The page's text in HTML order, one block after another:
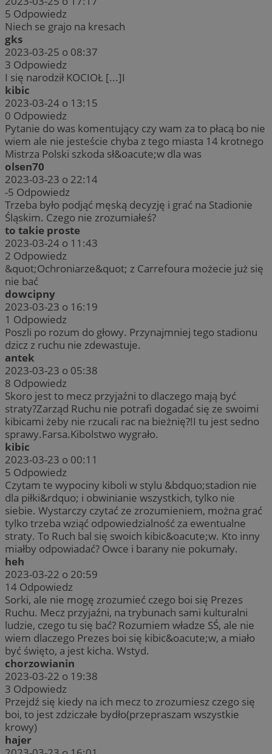
5 Odpowiedz
Niech se grajo na kresach
gks
2023-03-25 o 08:37
3 Odpowiedz
I się narodził KOCIOŁ [...]I
kibic
2023-03-24 o 13:15
0 Odpowiedz
Pytanie do was komentujący czy wam za to płacą bo nie
wiem ale nie jesteście chyba z tego miasta 14 krotnego
Mistrza Polski szkoda sł&oacute;w dla was
olsen70
2023-03-23 o 22:14
-5 Odpowiedz
Trzeba było podjąć męską decyzję i grać na Stadionie
Śląskim. Czego nie zrozumiałeś?
to takie proste
2023-03-24 o 11:43
2 Odpowiedz
&quot;Ochroniarze&quot; z Carrefoura możecie już się
nie bać
dowcipny
2023-03-23 o 16:19
1 Odpowiedz
Poszli po rozum do głowy. Przynajmniej tego stadionu
dzicz z ruchu nie zdewastuje.
antek
2023-03-23 o 05:38
8 Odpowiedz
Skoro jest to mecz przyjaźni to dlaczego mają być
straty?Zarząd Ruchu nie potrafi dogadać się ze swoimi
kibicami żeby nie rzucali rac na bieżnię?!I tu jest sedno
sprawy.Farsa.Kibolstwo wygrało.
kibic
2023-03-23 o 00:11
5 Odpowiedz
Czytam te wypociny kiboli w stylu &bdquo;stadion nie
dla piłki&rdquo; i obwinianie wszystkich, tylko nie
siebie. Wystarczy czytać ze zrozumieniem, można grać
tylko trzeba wziąć odpowiedzialność za ewentualne
straty. To Ruch bal się swoich kibic&oacute;w. Kto inny
miałby odpowiadać? Owce i barany nie pokumały.
heh
2023-03-22 o 20:59
14 Odpowiedz
Sorki, ale nie mogę zrozumieć czego boi się Prezes
Ruchu. Mecz przyjaźni, na trybunach sami kulturalni
ludzie, czego tu się bać? Rozumiem władze SŚ, ale nie
wiem dlaczego Prezes boi się kibic&oacute;w, a miało
być święto, a jest kicha. Wstyd.
chorzowianin
2023-03-22 o 19:38
3 Odpowiedz
Przejdź się kiedy na ich mecz to zrozumiesz czego się
boi, to jest zdziczałe bydło(przepraszam wszystkie
krowy)
hajer